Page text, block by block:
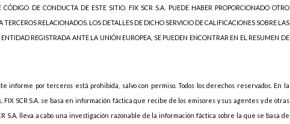
DE CONDUCTA DE ESTE SITIO. FIX SCR S.A. PUEDE HABER PROPORCIONADO OTRO
RELACIONADOS. LOS DETALLES DE DICHO SERVICIO DE CALIFICACIONES SOBRE LAS
REGISTRADA ANTE LA UNIÓN EUROPEA, SE PUEDEN ENCONTRAR EN EL RESUMEN DE
informe por terceros está prohibida, salvo con permiso. Todos los derechos reservados. En la
SCR S.A. se basa en información fáctica que recibe de los emisores y sus agentes y de otras
S.A. lleva a cabo una investigación razonable de la información fáctica sobre la que se basa de